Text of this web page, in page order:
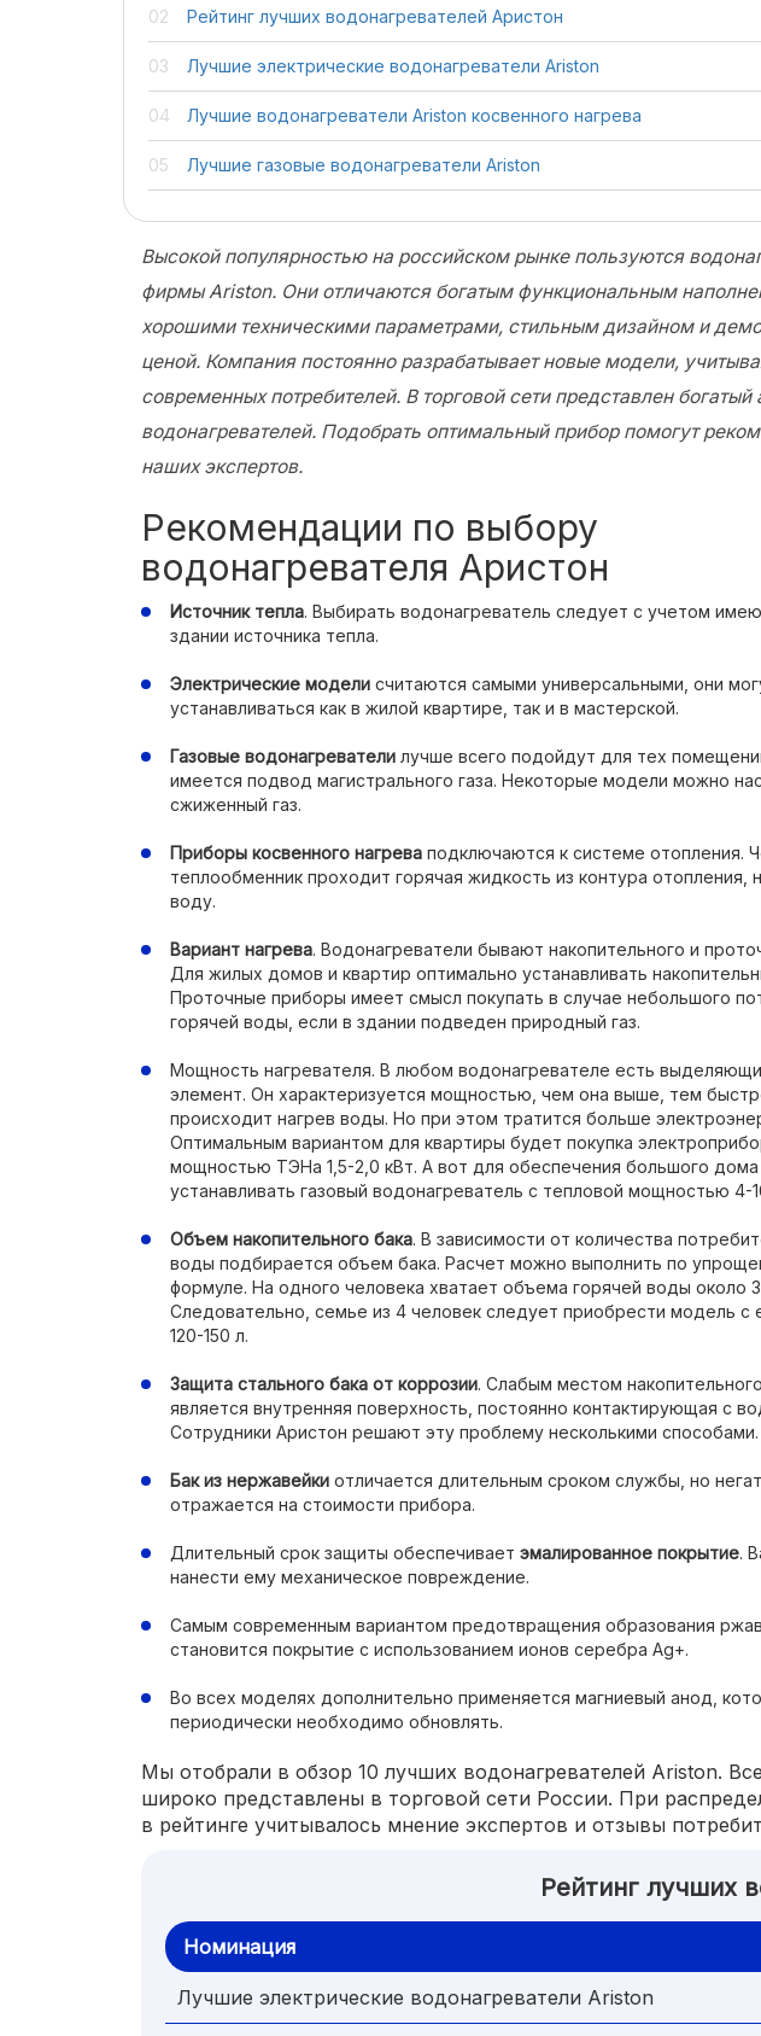
Рейтинг лучших водонагревателей Аристон
Лучшие электрические водонагреватели Ariston
Лучшие водонагреватели Ariston косвенного нагрева
Лучшие газовые водонагреватели Ariston
Высокой популярностью на российском рынке пользуются
фирмы Ariston. Они отличаются богатым функциональным
хорошими техническими параметрами, стильным дизайном и
ценой. Компания постоянно разрабатывает новые модели,
современных потребителей. В торговой сети представлен богатый
водонагревателей. Подобрать оптимальный прибор помогут
наших экспертов.
Рекомендации по выбору
водонагревателя Аристон
Источник тепла. Выбирать водонагреватель следует с учетом
здании источника тепла.
Электрические модели считаются самыми универсальными, они
устанавливаться как в жилой квартире, так и в мастерской.
Газовые водонагреватели лучше всего подойдут для тех
имеется подвод магистрального газа. Некоторые модели можно
сжиженный газ.
Приборы косвенного нагрева подключаются к системе отопления.
теплообменник проходит горячая жидкость из контура отопления,
воду.
Вариант нагрева. Водонагреватели бывают накопительного и
Для жилых домов и квартир оптимально устанавливать
Проточные приборы имеет смысл покупать в случае небольшого
горячей воды, если в здании подведен природный газ.
Мощность нагревателя. В любом водонагревателе есть
элемент. Он характеризуется мощностью, чем она выше, тем
происходит нагрев воды. Но при этом тратится больше
Оптимальным вариантом для квартиры будет покупка
мощностью ТЭНа 1,5-2,0 кВт. А вот для обеспечения большого
устанавливать газовый водонагреватель с тепловой мощностью 4-
Объем накопительного бака. В зависимости от количества
воды подбирается объем бака. Расчет можно выполнить по
формуле. На одного человека хватает объема горячей воды около
Следовательно, семье из 4 человек следует приобрести модель с
120-150 л.
Защита стального бака от коррозии. Слабым местом
является внутренняя поверхность, постоянно контактирующая с
Сотрудники Аристон решают эту проблему несколькими способами.
Бак из нержавейки отличается длительным сроком службы, но
отражается на стоимости прибора.
Длительный срок защиты обеспечивает эмалированное покрытие.
нанести ему механическое повреждение.
Самым современным вариантом предотвращения образования
становится покрытие с использованием ионов серебра Ag+.
Во всех моделях дополнительно применяется магниевый анод,
периодически необходимо обновлять.
Мы отобрали в обзор 10 лучших водонагревателей Ariston.
широко представлены в торговой сети России. При
в рейтинге учитывалось мнение экспертов и отзывы
Рейтинг лучших
Номинация
Лучшие электрические водонагреватели Ariston